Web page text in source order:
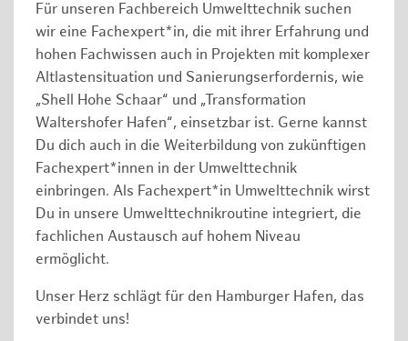
Für unseren Fachbereich Umwelttechnik suchen
wir eine Fachexpert*in, die mit ihrer Erfahrung und
hohen Fachwissen auch in Projekten mit komplexer
Altlastensituation und Sanierungserfordernis, wie
„Shell Hohe Schaar“ und „Transformation
Waltershofer Hafen“, einsetzbar ist. Gerne kannst
Du dich auch in die Weiterbildung von zukünftigen
Fachexpert*innen in der Umwelttechnik
einbringen. Als Fachexpert*in Umwelttechnik wirst
Du in unsere Umwelttechnikroutine integriert, die
fachlichen Austausch auf hohem Niveau
ermöglicht.
Unser Herz schlägt für den Hamburger Hafen, das
verbindet uns!